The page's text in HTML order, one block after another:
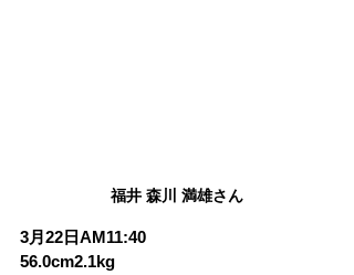
福井 森川 満雄さん
3月22日AM11:40
56.0cm2.1kg